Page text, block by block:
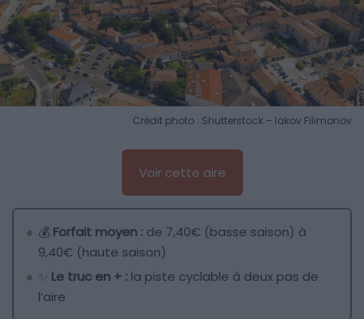
Crédit photo : Shutterstock – Iakov Filimonov
Voir cette aire
💰 Forfait moyen : de 7,40€ (basse saison) à
9,40€ (haute saison)
✨ Le truc en + : la piste cyclable à deux pas de
l’aire